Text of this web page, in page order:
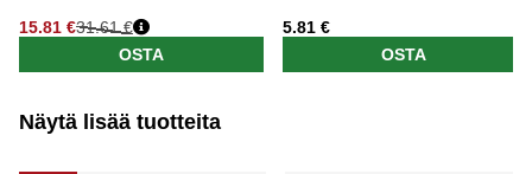
15.81 €31.61 €
OSTA
5.81 €
OSTA
Näytä lisää tuotteita